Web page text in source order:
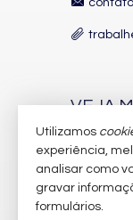
VEJA
receba
Utilizamos
experiência,
analisar como
gravar
formulários.